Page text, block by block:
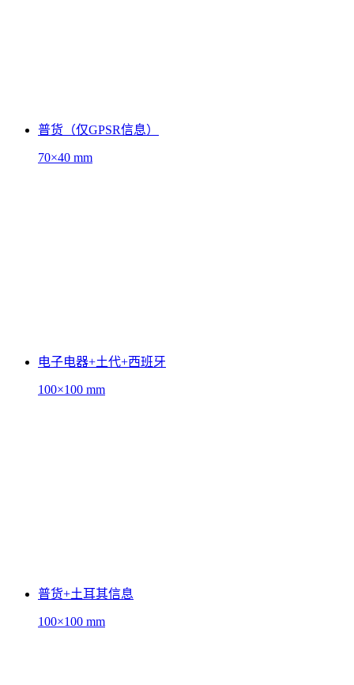
普货（仅GPSR信息）
70×40 mm
电子电器+土代+西班牙
100×100 mm
普货+土耳其信息
100×100 mm